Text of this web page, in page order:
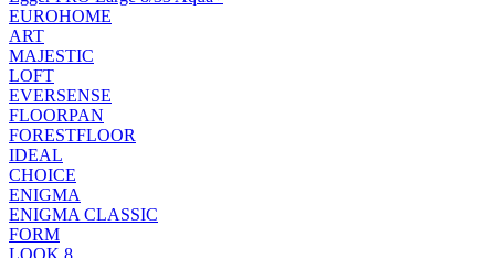
EUROHOME
ART
MAJESTIC
LOFT
EVERSENSE
FLOORPAN
FORESTFLOOR
IDEAL
CHOICE
ENIGMA
ENIGMA CLASSIC
FORM
LOOK 8